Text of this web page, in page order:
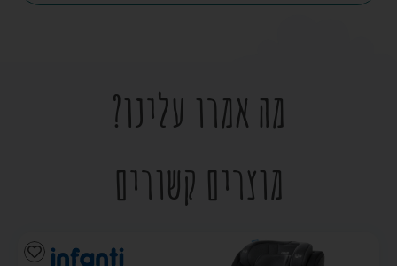
מה אמרו עלינו?
מוצרים קשורים